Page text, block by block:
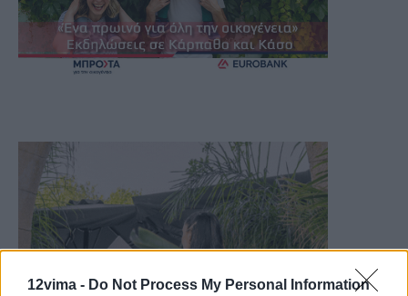
12vima - Do Not Process My Personal Information